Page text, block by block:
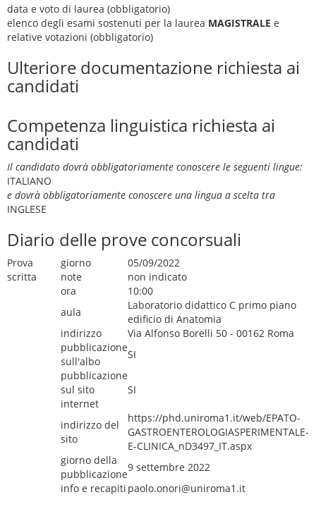
data e voto di laurea (obbligatorio)
elenco degli esami sostenuti per la laurea MAGISTRALE e
relative votazioni (obbligatorio)
Ulteriore documentazione richiesta ai
candidati
Competenza linguistica richiesta ai
candidati
Il candidato dovrà obbligatoriamente conoscere le seguenti lingue:
ITALIANO
e dovrà obbligatoriamente conoscere una lingua a scelta tra
INGLESE
Diario delle prove concorsuali
Prova
scritta
giorno
05/09/2022
note
non indicato
ora
10:00
aula
Laboratorio didattico C primo piano
edificio di Anatomia
indirizzo
Via Alfonso Borelli 50 - 00162 Roma
pubblicazione
sull'albo
SI
pubblicazione
sul sito
internet
SI
indirizzo del
sito
https://phd.uniroma1.it/web/EPATO-
GASTROENTEROLOGIASPERIMENTALE-
E-CLINICA_nD3497_IT.aspx
giorno della
pubblicazione
9 settembre 2022
info e recapiti paolo.onori@uniroma1.it